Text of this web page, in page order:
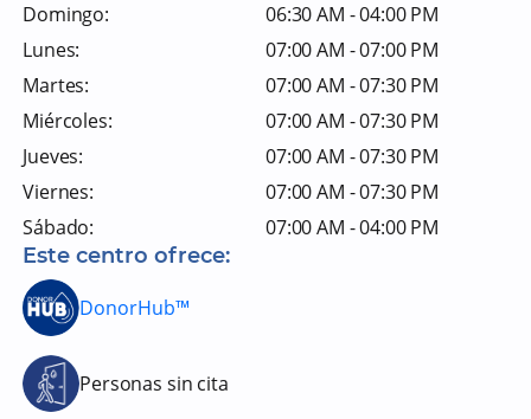
Domingo:
06:30 AM - 04:00 PM
Lunes:
07:00 AM - 07:00 PM
Martes:
07:00 AM - 07:30 PM
Miércoles:
07:00 AM - 07:30 PM
Jueves:
07:00 AM - 07:30 PM
Viernes:
07:00 AM - 07:30 PM
Sábado:
07:00 AM - 04:00 PM
Este centro ofrece:
DonorHub™
Personas sin cita